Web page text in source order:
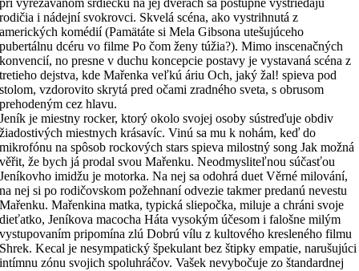
rodičia i nádejní svokrovci. Skvelá scéna, ako vystrihnutá z
amerických komédií (Pamätáte si Mela Gibsona utešujúceho
pubertálnu dcéru vo filme Po čom ženy túžia?). Mimo inscenačných
konvencií, no presne v duchu koncepcie postavy je vystavaná scéna z
tretieho dejstva, kde Mařenka veľkú áriu Och, jaký žal! spieva pod
stolom, vzdorovito skrytá pred očami zradného sveta, s obrusom
prehodeným cez hlavu.
Jeník je miestny rocker, ktorý okolo svojej osoby sústreďuje obdiv
žiadostivých miestnych krásavíc. Vinú sa mu k nohám, keď do
mikrofónu na spôsob rockových stars spieva milostný song Jak možná
věřit, že bych já prodal svou Mařenku. Neodmysliteľnou súčasťou
Jeníkovho imidžu je motorka. Na nej sa odohrá duet Věrné milování,
na nej si po rodičovskom požehnaní odvezie takmer predanú nevestu
Mařenku. Mařenkina matka, typická sliepočka, miluje a chráni svoje
dieťatko, Jeníkova macocha Háta vysokým účesom i falošne milým
vystupovaním pripomína zlú Dobrú vílu z kultového kresleného filmu
Shrek. Kecal je nesympatický špekulant bez štipky empatie, narušujúci
intímnu zónu svojich spoluhráčov. Vašek nevybočuje zo štandardnej